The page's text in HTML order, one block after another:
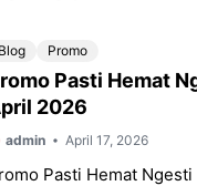
Blog Promo
Pasti Hemat
2026
admin April 17, 2026
Pasti Hemat